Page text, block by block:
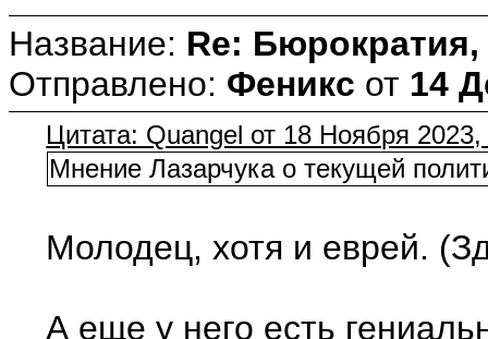
Название: Re: Бюрократия,
Отправлено: Феникс от 14
Цитата: Quangel от 18 Ноября
Мнение Лазарчука о текущей
Молодец, хотя и еврей.
А еще у него есть